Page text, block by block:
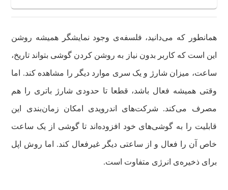
همانطور که می‌دانید، فلسفه‌ی وجود نمایشگر همیشه روشن
این است که کاربر بدون نیاز به روشن کردن گوشی بتواند تاریخ،
ساعت، میزان شارژ و یک سری موارد دیگر را مشاهده کند. اما
وقتی همیشه فعال باشد، قطعا تا حدودی شارژ باتری را هم
مصرف می‌کند. شرکت‌های اندرویدی امکان زمان‌بندی این
قابلیت را به گوشی‌های خود افزوده‌اند تا گوشی از یک ساعت
خاص آن را فعال و از ساعتی دیگر غیرفعال کند. اما روش اپل
برای ذخیره‌ی انرژی متفاوت است.